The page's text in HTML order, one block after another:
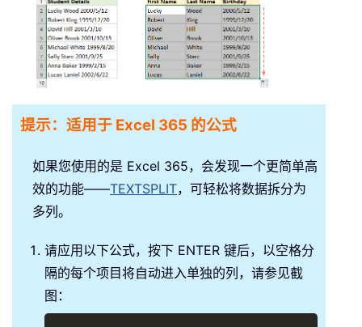
提示： 适用于 Excel 365 的公式
如果您使用的是 Excel 365，会发现一个更简单高
效的功能——TEXTSPLIT，可轻松将数据拆分为
多列。
请应用以下公式，按下 ENTER 键后，以空格分
隔的每个项目将自动进入单独的列，请参见截
图：